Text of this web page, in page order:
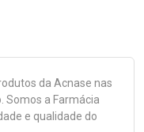
da Acnase nas
Somos a Farmácia
e qualidade do